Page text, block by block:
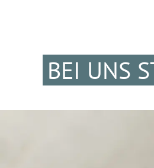
BEI UNS